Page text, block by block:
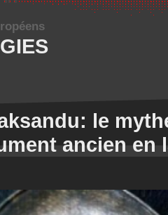
le
ancien en